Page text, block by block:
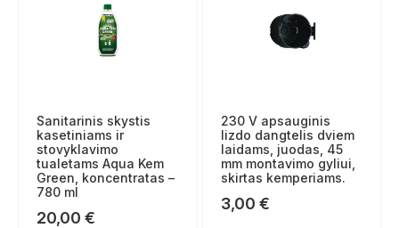
Sanitarinis skystis
kasetiniams ir
stovyklavimo
tualetams Aqua Kem
Green, koncentratas –
780 ml
20,00 €
230 V apsauginis
lizdo dangtelis dviem
laidams, juodas, 45
mm montavimo gyliui,
skirtas kemperiams.
3,00 €